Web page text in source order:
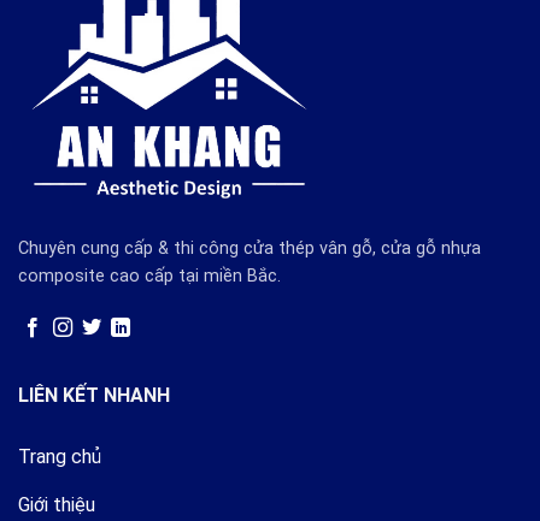
Chuyên cung cấp & thi công cửa thép vân gỗ, cửa gỗ nhựa
composite cao cấp tại miền Bắc.
LIÊN KẾT NHANH
Trang chủ
Giới thiệu